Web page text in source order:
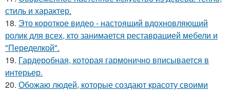
стиль и характер.
18. Это короткое видео - настоящий вдохновляющий
ролик для всех, кто занимается реставрацией мебели и
"Переделкой".
19. Гардеробная, которая гармонично вписывается в
интерьер.
20. Обожаю людей, которые создают красоту своими